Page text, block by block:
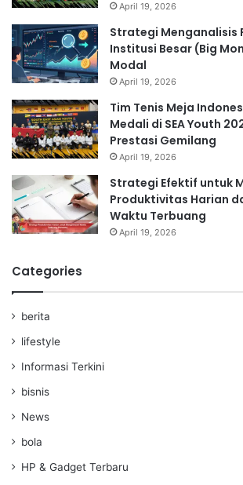
April 19, 2026
Strategi Menganalisis
Institusi Besar (Big
Modal
April 19, 2026
Tim Tenis Meja
Medali di SEA Youth
Prestasi Gemilang
April 19, 2026
Strategi Efektif untuk
Produktivitas Harian
Waktu Terbuang
April 19, 2026
Categories
berita
lifestyle
Informasi Terkini
bisnis
News
bola
HP & Gadget Terbaru